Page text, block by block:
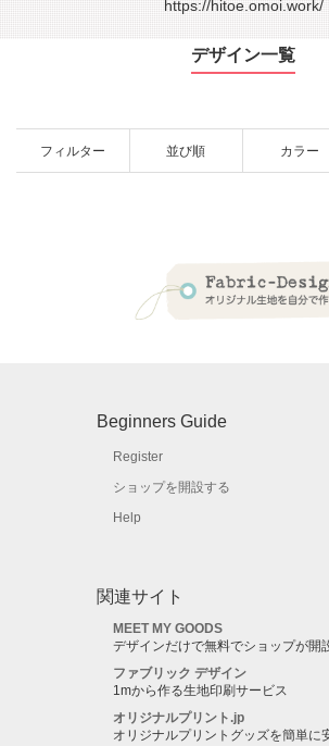
https://hitoe.omoi.work/
デザイン一覧
フィルター 並び順 カラー
Beginners Guide
Register
ショップを開設する
Help
関連サイト
MEET MY GOODS
デザインだけで無料でショップが開
ファブリック デザイン
1mから作る生地印刷サービス
オリジナルプリント.jp
オリジナルプリントグッズを簡単に